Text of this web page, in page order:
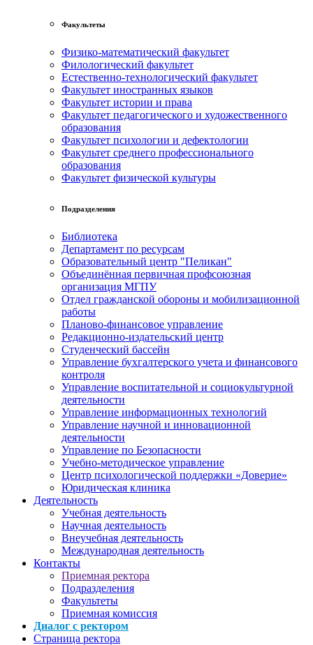
Факультеты
Физико-математический факультет
Филологический факультет
Естественно-технологический факультет
Факультет иностранных языков
Факультет истории и права
Факультет педагогического и художественного
образования
Факультет психологии и дефектологии
Факультет среднего профессионального
образования
Факультет физической культуры
Подразделения
Библиотека
Департамент по ресурсам
Образовательный центр "Пеликан"
Объединённая первичная профсоюзная
организация МГПУ
Отдел гражданской обороны и мобилизационной
работы
Планово-финансовое управление
Редакционно-издательский центр
Студенческий бассейн
Управление бухгалтерского учета и финансового
контроля
Управление воспитательной и социокультурной
деятельности
Управление информационных технологий
Управление научной и инновационной
деятельности
Управление по Безопасности
Учебно-методическое управление
Центр психологической поддержки «Доверие»
Юридическая клиника
Деятельность
Учебная деятельность
Научная деятельность
Внеучебная деятельность
Международная деятельность
Контакты
Приемная ректора
Подразделения
Факультеты
Приемная комиссия
Диалог с ректором
Страница ректора